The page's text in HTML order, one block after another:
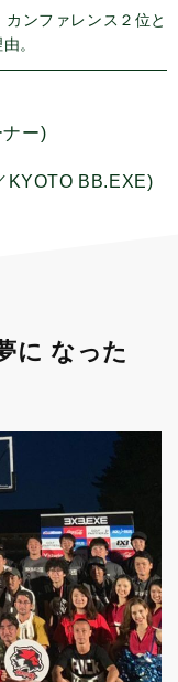
ンファレンス２位と
。
ー)
KYOTO BB.EXE)
に なった